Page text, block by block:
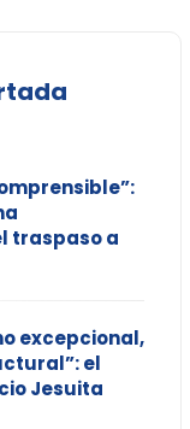
traspaso a
excepcional,
el
Jesuita